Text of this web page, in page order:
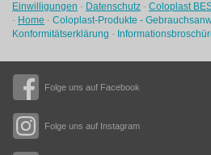
Folge uns auf Facebook
Folge uns auf Instagram
Einwilligungen - Datenschutz - Coloplast
- Home - Coloplast-Produkte -
Konformitätserklärung -